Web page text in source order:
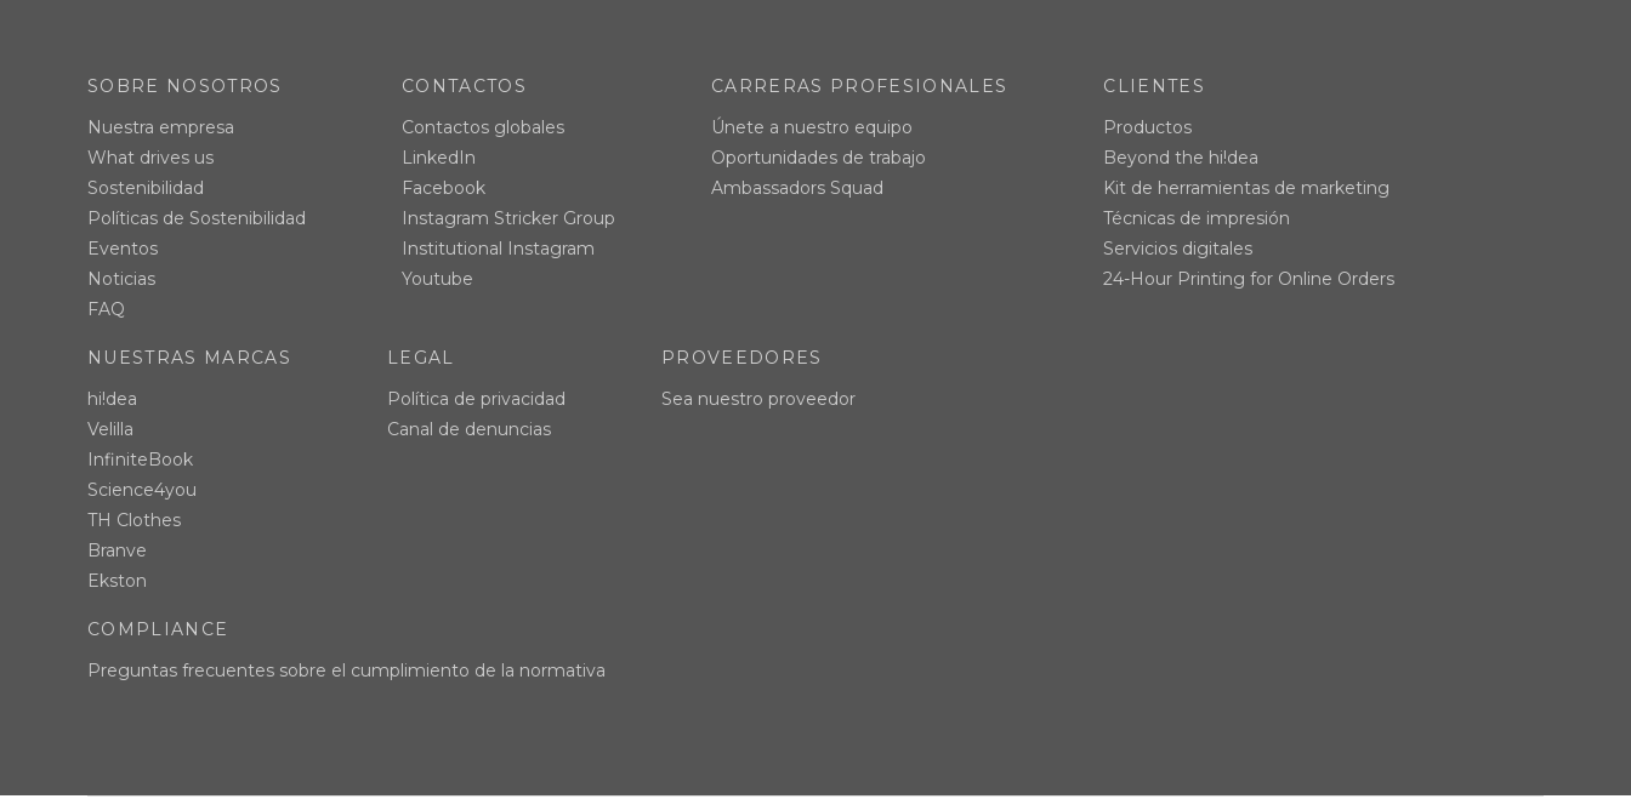
SOBRE NOSOTROS
Nuestra empresa
What drives us
Sostenibilidad
Políticas de Sostenibilidad
Eventos
Noticias
FAQ
CONTACTOS
Contactos globales
LinkedIn
Facebook
Instagram Stricker Group
Institutional Instagram
Youtube
CARRERAS PROFESIONALES
Únete a nuestro equipo
Oportunidades de trabajo
Ambassadors Squad
CLIENTES
Productos
Beyond the hi!dea
Kit de herramientas de marketing
Técnicas de impresión
Servicios digitales
24-Hour Printing for Online Orders
NUESTRAS MARCAS
hi!dea
Velilla
InfiniteBook
Science4you
TH Clothes
Branve
Ekston
LEGAL
Política de privacidad
Canal de denuncias
PROVEEDORES
Sea nuestro proveedor
COMPLIANCE
Preguntas frecuentes sobre el cumplimiento de la normativa